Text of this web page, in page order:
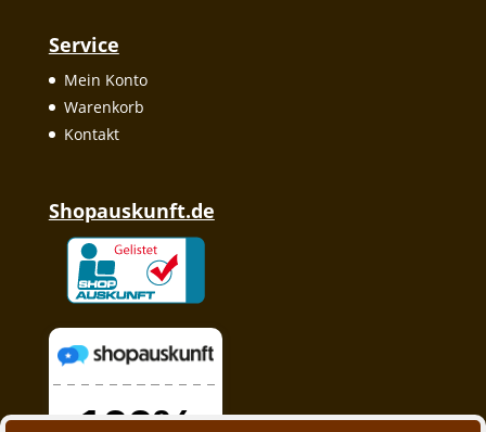
Service
Mein Konto
Warenkorb
Kontakt
Shopauskunft.de